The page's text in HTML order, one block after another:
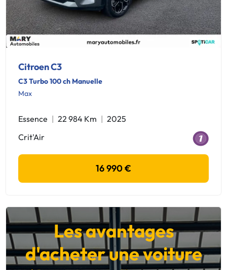
Citroen C3
C3 Turbo 100 ch Manuelle
Max
Essence 22 984 Km
2025
Crit'Air
16 990 €
Les avantages
d'acheter une voiture